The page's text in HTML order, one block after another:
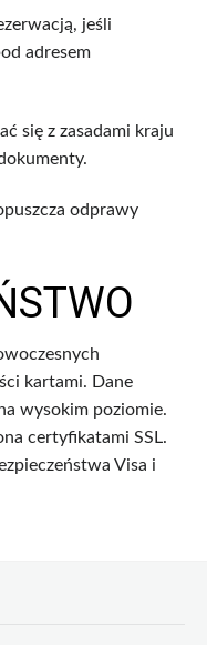
jeśli
adresem
się z zasadami kraju
odprawy
kartami. Dane
wysokim poziomie.
certyfikatami SSL.
Visa i